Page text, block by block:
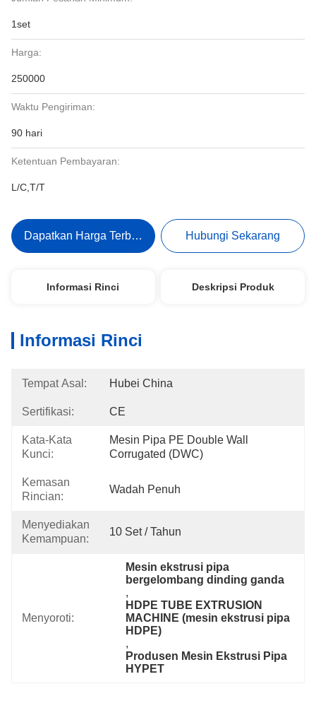
1set
Harga:
250000
Waktu Pengiriman:
90 hari
Ketentuan Pembayaran:
L/C,T/T
Dapatkan Harga Terbaik Hubungi Sekarang
Informasi Rinci Deskripsi Produk
Informasi Rinci
Tempat Asal: Hubei China
Sertifikasi: CE
Kata-Kata
Kunci:
Mesin Pipa PE Double Wall
Corrugated (DWC)
Kemasan
Rincian:
Wadah Penuh
Menyediakan
Kemampuan:
10 Set / Tahun
Menyoroti:
Mesin ekstrusi pipa
bergelombang dinding ganda
HDPE TUBE EXTRUSION
MACHINE (mesin ekstrusi pipa
HDPE)
Produsen Mesin Ekstrusi Pipa
HYPET